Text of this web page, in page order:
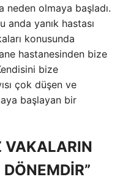
neden olmaya başladı.
anda yanık hastası
konusunda
hastanesinden bize
bize
çok düşen ve
başlayan bir
VAKALARIN